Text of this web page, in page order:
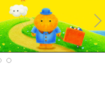
Ne
xt